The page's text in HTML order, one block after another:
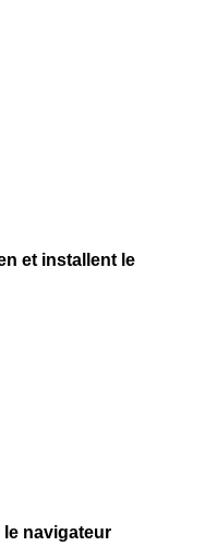
et installent le
le navigateur